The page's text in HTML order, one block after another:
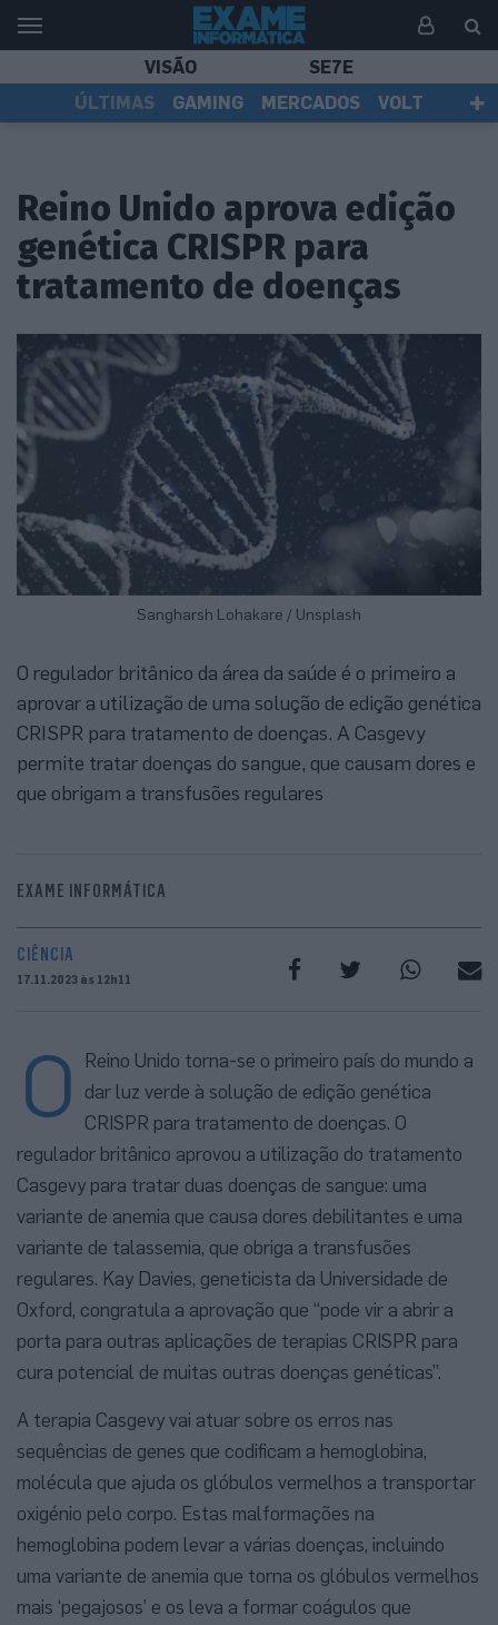
VISÃO
SE7E
ÚLTIMAS
GAMING MERCADOS
VOLT
Reino Unido aprova edição
genética CRISPR para
tratamento de doenças
Sangharsh Lohakare / Unsplash
O regulador britânico da área da saúde é o primeiro a
aprovar a utilização de uma solução de edição genética
CRISPR para tratamento de doenças. A Casgevy
permite tratar doenças do sangue, que causam dores e
que obrigam a transfusões regulares
EXAME INFORMÁTICA
CIÊNCIA
17.11.2023 às 12h11
O
Reino Unido torna-se o primeiro país do mundo a
dar luz verde à solução de edição genética
CRISPR para tratamento de doenças. O
regulador britânico aprovou a utilização do tratamento
Casgevy para tratar duas doenças de sangue: uma
variante de anemia que causa dores debilitantes e uma
variante de talassemia, que obriga a transfusões
regulares. Kay Davies, geneticista da Universidade de
Oxford, congratula a aprovação que “pode vir a abrir a
porta para outras aplicações de terapias CRISPR para
cura potencial de muitas outras doenças genéticas”.
A terapia Casgevy vai atuar sobre os erros nas
sequências de genes que codificam a hemoglobina,
molécula que ajuda os glóbulos vermelhos a transportar
oxigénio pelo corpo. Estas malformações na
hemoglobina podem levar a várias doenças, incluindo
uma variante de anemia que torna os glóbulos vermelhos
mais ‘pegajosos’ e os leva a formar coágulos que